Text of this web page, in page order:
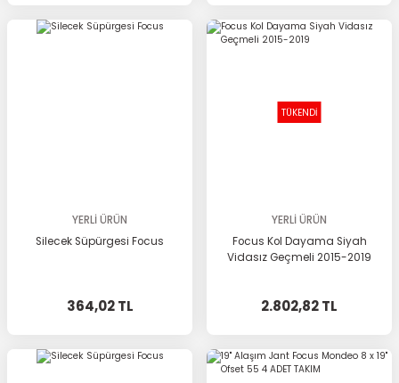
YERLİ ÜRÜN
Silecek Süpürgesi Focus
364,02 TL
TÜKENDİ
YERLİ ÜRÜN
Focus Kol Dayama Siyah
Vidasız Geçmeli 2015-2019
2.802,82 TL